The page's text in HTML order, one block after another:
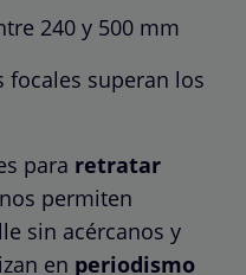
240 y 500 mm
focales superan los
para retratar
permiten
sin acércanos y
en periodismo